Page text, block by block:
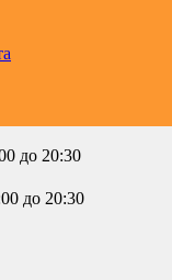
до 20:30
до 20:30